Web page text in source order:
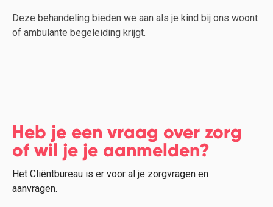
Deze behandeling bieden we aan als je kind bij ons woont
of ambulante begeleiding krijgt.
Heb je een vraag over zorg
of wil je je aanmelden?
Het Cliëntbureau is er voor al je zorgvragen en
aanvragen.